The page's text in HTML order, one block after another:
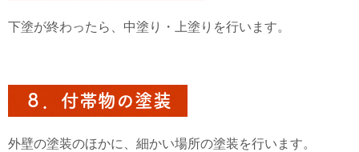
下塗が終わったら、中塗り・上塗りを行います。
８．付帯物の塗装
外壁の塗装のほかに、細かい場所の塗装を行います。